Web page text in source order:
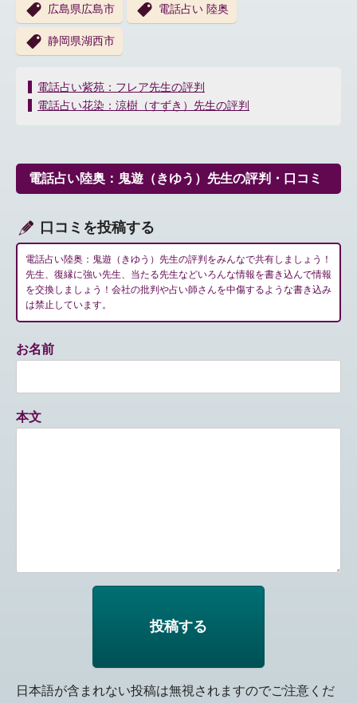
広島県広島市 電話占い 陸奥
静岡県湖西市
投
稿
ー
シ
ン
電話占い紫苑：フレア先生の評判
電話占い花染：涼樹（すずき）先生の評判
電話占い陸奥：鬼遊（きゆう）先生の評判・口コミ
口コミを投稿する
電話占い陸奥：鬼遊（きゆう）先生の評判をみんなで共有しましょう！
先生、復縁に強い先生、当たる先生などいろんな情報を書き込んで情報
を交換しましょう！会社の批判や占い師さんを中傷するような書き込み
は禁止しています。
お名前
本文
日本語が含まれない投稿は無視されますのでご注意くだ